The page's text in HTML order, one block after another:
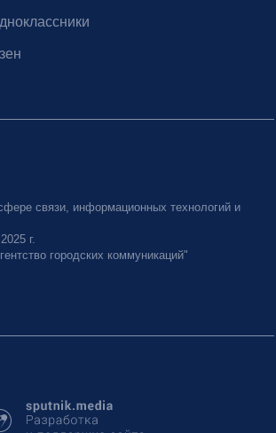
связи, информационных технологий и
г.
городских коммуникаций"